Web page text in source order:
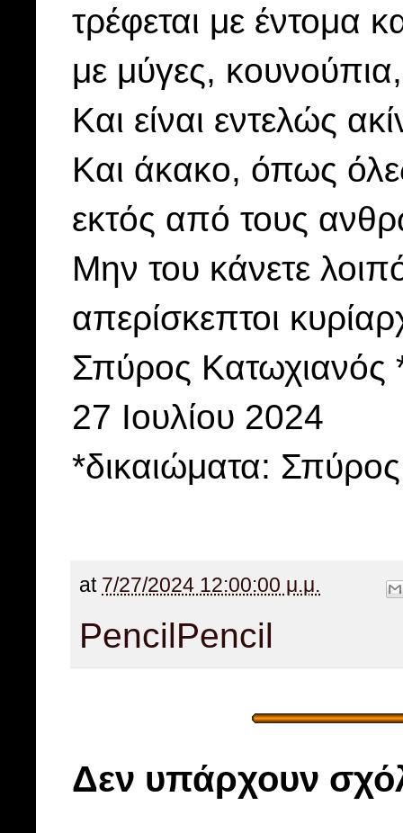
τρέφεται με έντομα
με μύγες,
Και είναι εντελώς
Και άκακο, όπως
εκτός από τους
Μην του κάνετε
απερίσκεπτοι
Σπύρος
27 Ιουλίου 2024
*δικαιώματα:
at 7/27/2024 12:00:00 μ.μ.
PencilPencil
Δεν υπάρχουν